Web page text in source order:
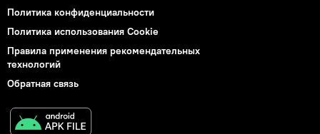
Политика конфиденциальности
Политика использования Cookie
Правила применения рекомендательных
технологий
Обратная связь